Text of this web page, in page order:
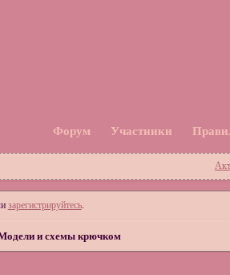
Форум Участники
зарегистрируйтесь.
и схемы крючком